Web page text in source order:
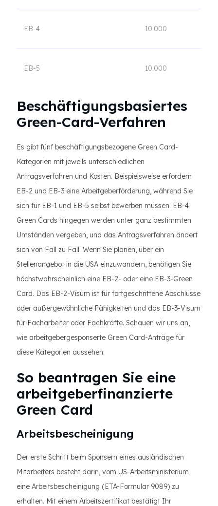
EB-4 10.000
EB-5 10.000
Beschäftigungsbasiertes
Green-Card-Verfahren
Es gibt fünf beschäftigungsbezogene Green Card-
Kategorien mit jeweils unterschiedlichen
Antragsverfahren und Kosten. Beispielsweise erfordern
EB-2 und EB-3 eine Arbeitgeberförderung, während Sie
sich für EB-1 und EB-5 selbst bewerben müssen. EB-4
Green Cards hingegen werden unter ganz bestimmten
Umständen vergeben, und das Antragsverfahren ändert
sich von Fall zu Fall. Wenn Sie planen, über ein
Stellenangebot in die USA einzuwandern, benötigen Sie
höchstwahrscheinlich eine EB-2- oder eine EB-3-Green
Card. Das EB-2-Visum ist für fortgeschrittene Abschlüsse
oder außergewöhnliche Fähigkeiten und das EB-3-Visum
für Facharbeiter oder Fachkräfte. Schauen wir uns an,
wie arbeitgebergesponserte Green Card-Anträge für
diese Kategorien aussehen:
So beantragen Sie eine
arbeitgeberfinanzierte
Green Card
Arbeitsbescheinigung
Der erste Schritt beim Sponsern eines ausländischen
Mitarbeiters besteht darin, vom US-Arbeitsministerium
eine Arbeitsbescheinigung (ETA-Formular 9089) zu
erhalten. Mit einem Arbeitszertifikat bestätigt Ihr